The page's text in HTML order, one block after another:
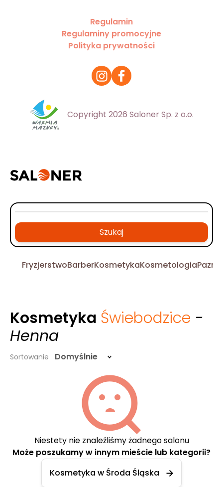
Regulamin
Regulaminy promocyjne
Polityka prywatności
Copyright 2026 Saloner Sp. z o.o.
Szukaj
FryzjerstwoBarberKosmetykaKosmetologia
Kosmetyka Świebodzice -
Henna
Sortowanie Domyślnie
Niestety nie znaleźliśmy żadnego salonu
Może poszukamy w innym mieście lub kategorii?
Kosmetyka w Środa Śląska